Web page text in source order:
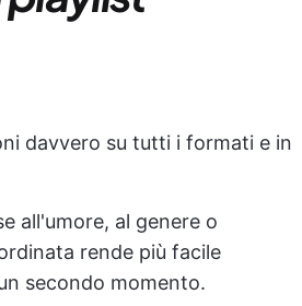
davvero su tutti i formati e in
all'umore, al genere o
rende più facile
secondo momento.